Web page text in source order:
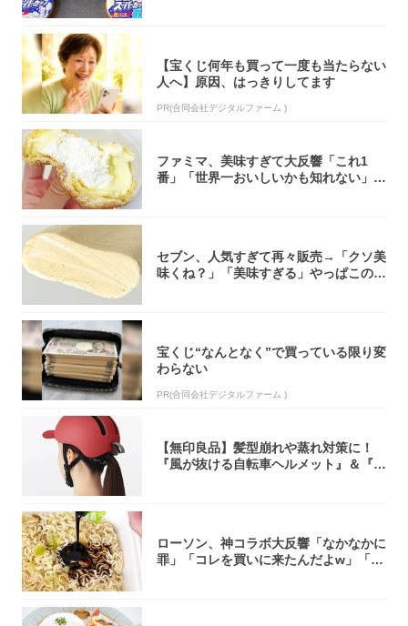
【宝くじ何年も買って一度も当たらない
人へ】原因、はっきりしてます
PR(合同会社デジタルファーム )
ファミマ、美味すぎて大反響「これ1
番」「世界一おいしいかも知れない」
セブン、人気すぎて再々販売→「クソ美
味くね？」「美味すぎる」やっぱこのク
宝くじ“なんとなく”で買っている限り変
わらない
PR(合同会社デジタルファーム )
【無印良品】髪型崩れや蒸れ対策に！
『風が抜ける自転車ヘルメット』＆『2
ローソン、神コラボ大反響「なかなかに
罪」「コレを買いに来たんだよw」「３